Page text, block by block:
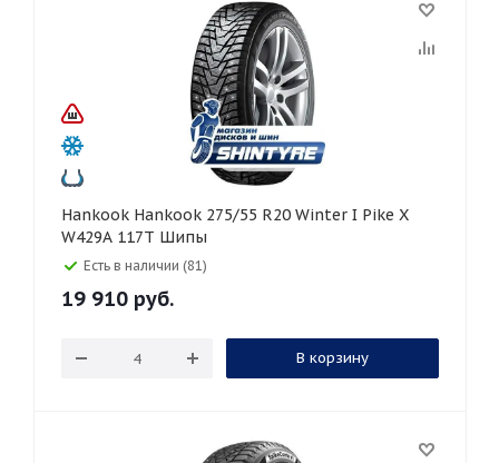
Hankook Hankook 275/55 R20 Winter I Pike X
W429A 117T Шипы
Есть в наличии (81)
19 910 руб.
В корзину